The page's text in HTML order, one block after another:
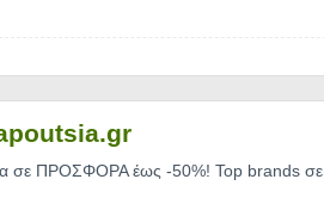
σε ΠΡΟΣΦΟΡΑ έως -50%! Top brands σε